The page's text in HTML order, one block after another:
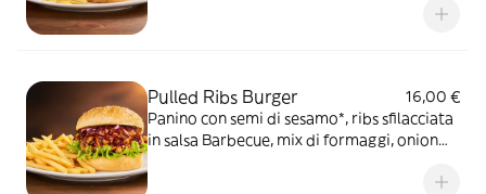
Barbecue, servito con patate* Fries e salsa
Pulled Ribs Burger
16,00 €
Panino con semi di sesamo*, ribs sfilacciata
in salsa Barbecue, mix di formaggi, onion
iceberg, servito con patate* Fries e salsa